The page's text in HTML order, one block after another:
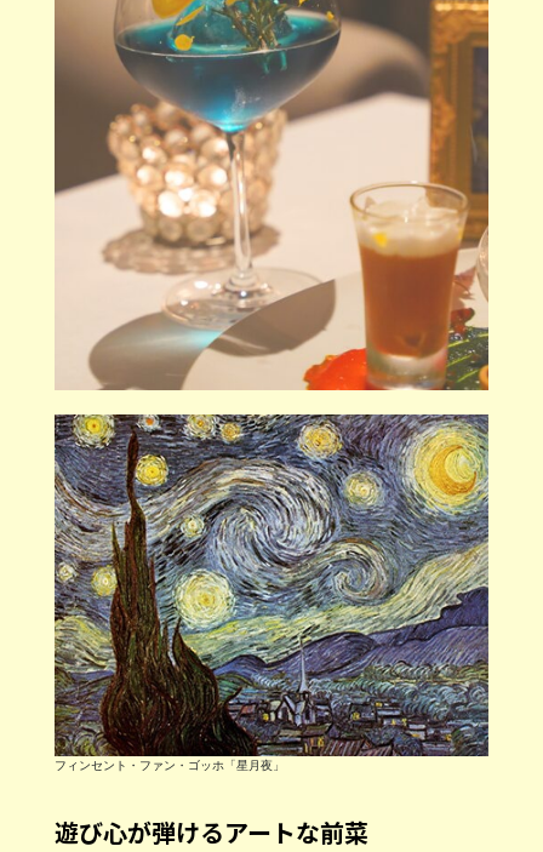
フィンセント・ファン・ゴッホ「星月夜」
遊び心が弾けるアートな前菜